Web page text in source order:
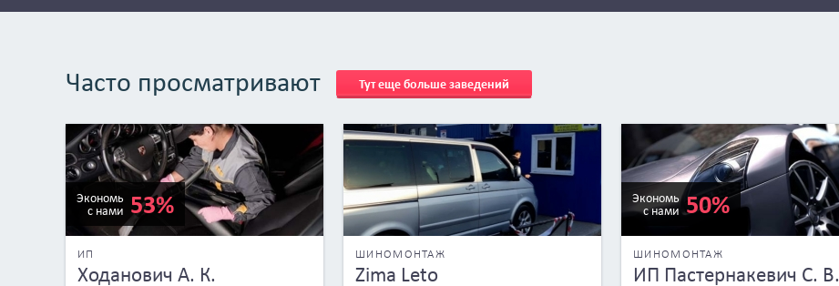
Часто просматривают Тут еще больше заведений
Экономь
с нами 53%
ИП
Ходанович А. К.
ШИНОМОНТАЖ
Zima Leto
Экономь
с нами 50%
ШИНОМОНТАЖ
ИП Пастернакевич С. В.